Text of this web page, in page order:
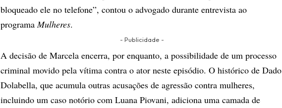
bloqueado ele no telefone”, contou o advogado durante entrevista ao
programaMulheres.
- Publicidade -
A decisão de Marcela encerra, por enquanto, a possibilidade de um processo
criminal movido pela vítima contra o ator neste episódio. O histórico de Dado
Dolabella, que acumula outras acusações de agressão contra mulheres,
incluindo um caso notório com Luana Piovani, adiciona uma camada de